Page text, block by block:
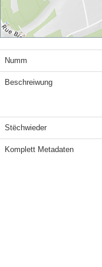
Numm
Beschreiwung
Stëchwieder
Komplett Metadaten